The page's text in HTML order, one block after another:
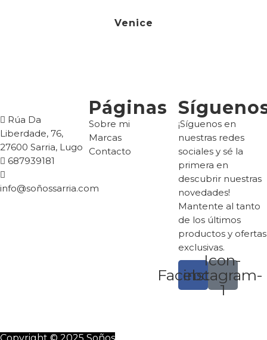
Venice
Rúa Da
Liberdade, 76,
27600 Sarria, Lugo
687939181
info@soñossarria.com
Páginas
Sobre mi
Marcas
Contacto
¡Síguenos en
nuestras redes
sociales y sé la
primera en
descubrir nuestras
novedades!
Mantente al tanto
de los últimos
productos y ofertas
exclusivas.
Facebook
Icon-
instagram-
1